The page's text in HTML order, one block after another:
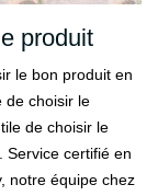
produit
le bon produit en
de choisir le
de choisir le
Service certifié en
notre équipe chez